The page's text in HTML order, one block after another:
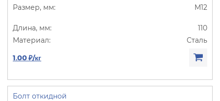
М12
110
Сталь
1.00 ₽/кг
Болт откидной